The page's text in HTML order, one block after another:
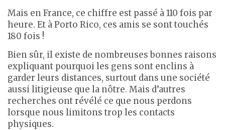
Mais en France, ce chiffre est passé à 110 fois par
heure. Et à Porto Rico, ces amis se sont touchés
180 fois !
Bien sûr, il existe de nombreuses bonnes raisons
expliquant pourquoi les gens sont enclins à
garder leurs distances, surtout dans une société
aussi litigieuse que la nôtre. Mais d’autres
recherches ont révélé ce que nous perdons
lorsque nous limitons trop les contacts
physiques.